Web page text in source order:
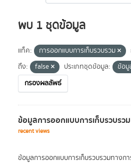
พบ 1 ชุดข้อมูล
แท็ค: การออกแบบการเก็บรวบรวม
ถึง:
false ประเภทชุดข้อมูล:
ข้อมู
กรองผลลัพธ์
ข้อมูลการออกแบบการเก็บรวบรวม
recent views
ข้อมูลการออกแบบการเก็บรวบรวมทางก